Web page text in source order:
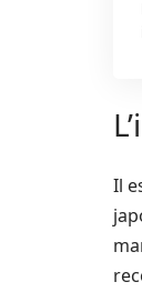
Il